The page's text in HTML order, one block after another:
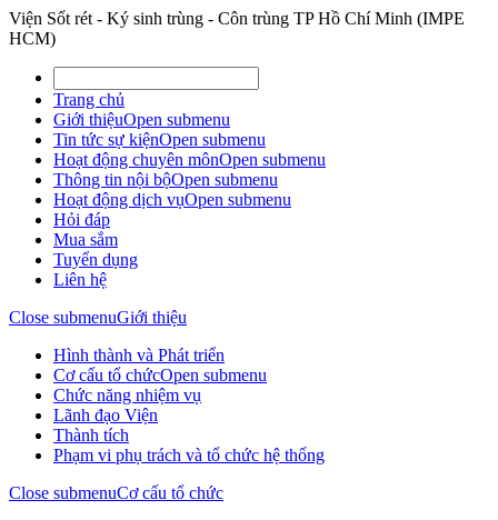
Viện Sốt rét - Ký sinh trùng - Côn trùng TP Hồ Chí Minh (IMPE
HCM)
Trang chủ
Giới thiệuOpen submenu
Tin tức sự kiệnOpen submenu
Hoạt động chuyên mônOpen submenu
Thông tin nội bộOpen submenu
Hoạt động dịch vụOpen submenu
Hỏi đáp
Mua sắm
Tuyển dụng
Liên hệ
Close submenuGiới thiệu
Hình thành và Phát triển
Cơ cấu tổ chứcOpen submenu
Chức năng nhiệm vụ
Lãnh đạo Viện
Thành tích
Phạm vi phụ trách và tổ chức hệ thống
Close submenuCơ cấu tổ chức